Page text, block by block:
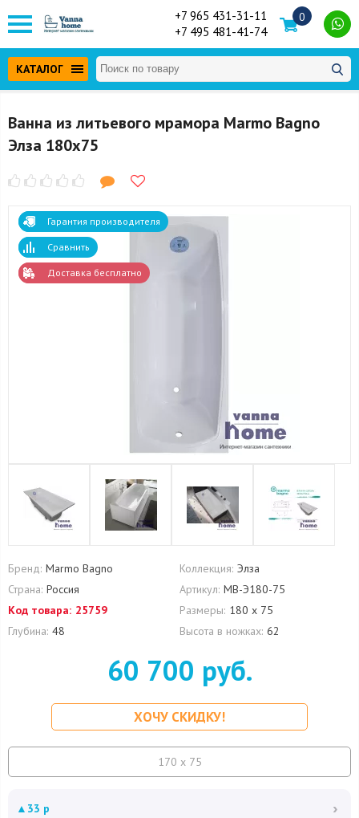
+7 965 431-31-11
+7 495 481-41-74
0
КАТАЛОГ
Ванна из литьевого мрамора Marmo Bagno
Элза 180x75
Гарантия производителя
Сравнить
Доставка бесплатно
Бренд: Marmo Bagno Коллекция: Элза
Страна: Россия Артикул: MB-Э180-75
Код товара: 25759 Размеры: 180 x 75
Глубина: 48 Высота в ножках: 62
60 700 руб.
ХОЧУ СКИДКУ!
170 x 75
▲ 33 р ›